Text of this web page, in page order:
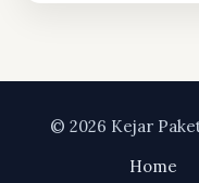
© 2026 Kejar
Home